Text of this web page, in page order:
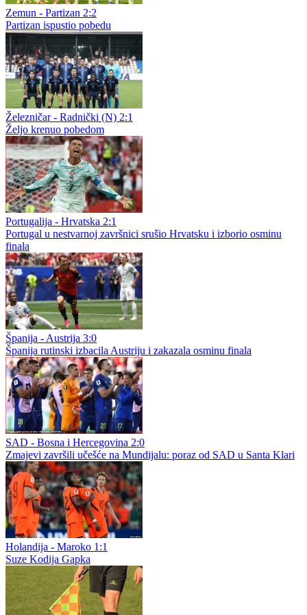
Zemun - Partizan 2:2
Partizan ispustio pobedu
Železničar - Radnički (N) 2:1
Željo krenuo pobedom
Portugalija - Hrvatska 2:1
Portugal u nestvarnoj završnici srušio Hrvatsku i izborio osminu
finala
Španija - Austrija 3:0
Španija rutinski izbacila Austriju i zakazala osminu finala
SAD - Bosna i Hercegovina 2:0
Zmajevi završili učešće na Mundijalu: poraz od SAD u Santa Klari
Holandija - Maroko 1:1
Suze Kodija Gapka